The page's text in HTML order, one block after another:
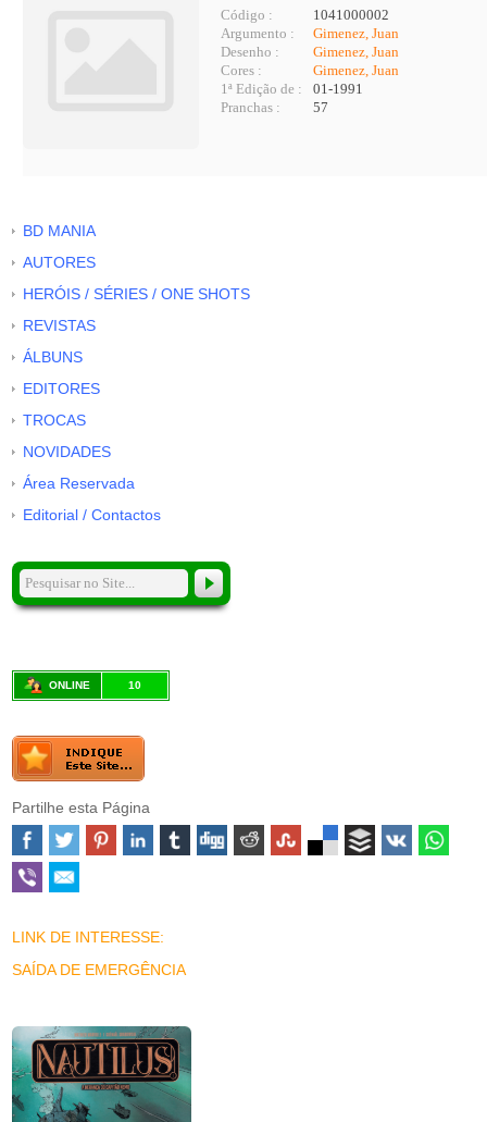
Código :
1041000002
Argumento :
Gimenez, Juan
Desenho :
Gimenez, Juan
Cores :
Gimenez, Juan
1ª Edição de :
01-1991
Pranchas :
57
BD MANIA
AUTORES
HERÓIS / SÉRIES / ONE SHOTS
REVISTAS
ÁLBUNS
EDITORES
TROCAS
NOVIDADES
Área Reservada
Editorial / Contactos
ONLINE 10
Partilhe esta Página
LINK DE INTERESSE:
SAÍDA DE EMERGÊNCIA